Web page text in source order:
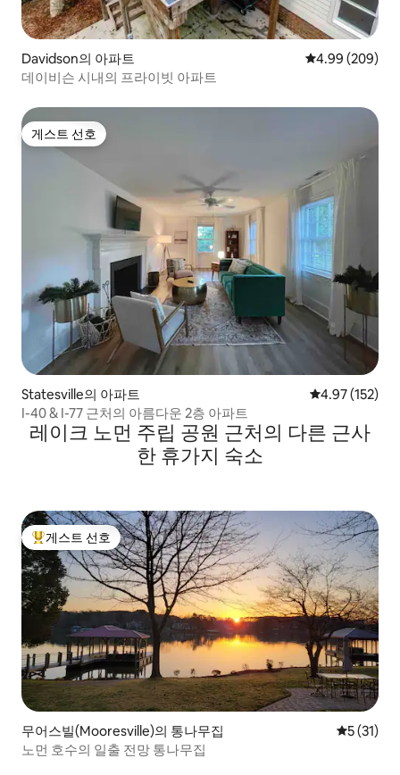
Davidson의 아파트 평점 4.99점(5
4.99 (209)
데이비슨 시내의 프라이빗 아파트
게스트 선호
게스트 선호
Statesville의 아파트 평점 4.97점(5
4.97 (152)
I-40 & I-77 근처의 아름다운 2층 아파트
레이크 노먼 주립 공원 근처의 다른 근사
한 휴가지 숙소
상위 게스트 선호
게스트 선호
무어스빌(Mooresville)의 통나무집 평점 5점
5 (31)
노먼 호수의 일출 전망 통나무집